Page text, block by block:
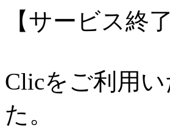
【サービス終
Clicをご利用
た。